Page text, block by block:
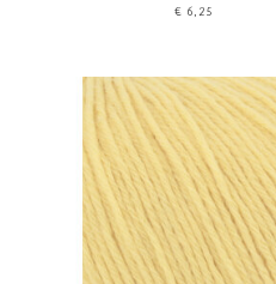
€6,25